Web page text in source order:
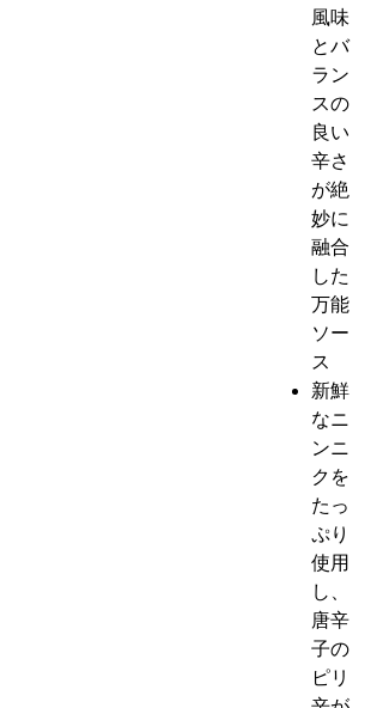
風味
とバ
ラン
スの
良い
辛さ
が絶
妙に
融合
した
万能
ソー
ス
新鮮
なニ
ンニ
クを
たっ
ぷり
使用
し、
唐辛
子の
ピリ